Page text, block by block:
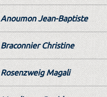
Anoumon Jean-Baptiste
Braconnier Christine
Rosenzweig Magali